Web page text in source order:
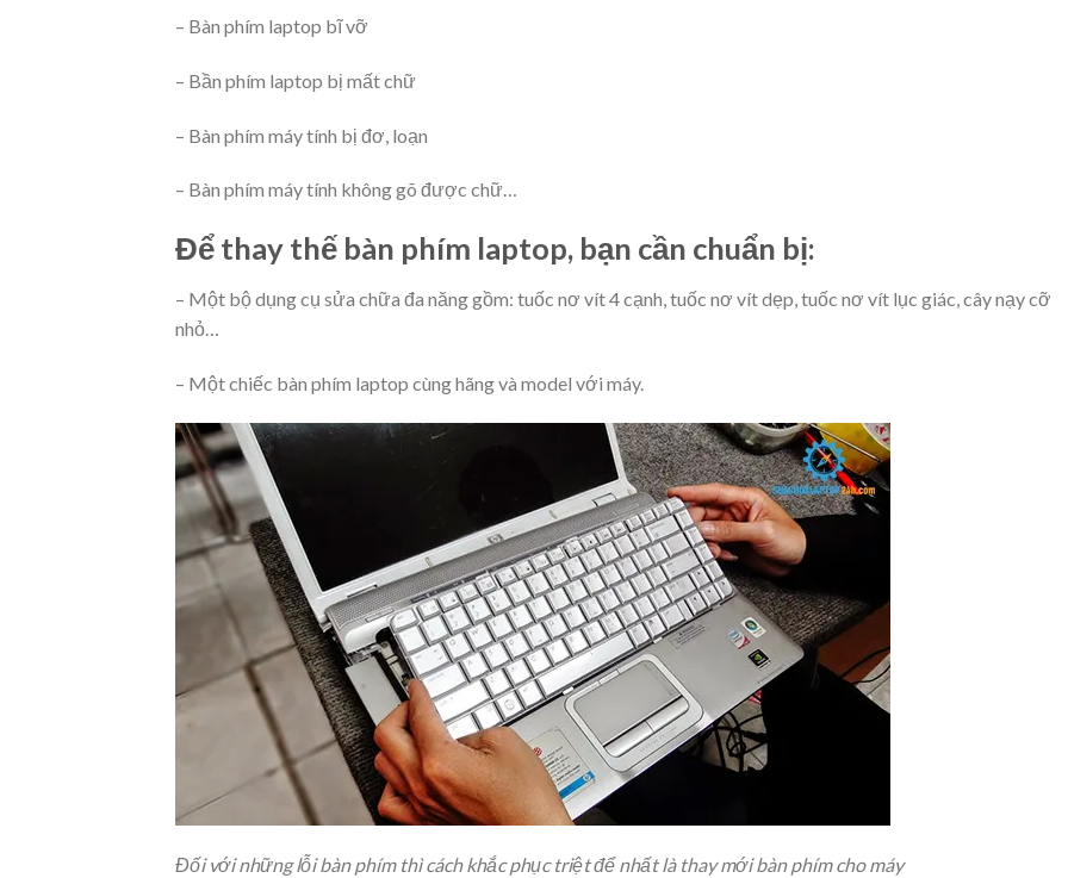
– Bàn phím laptop bĩ vỡ
– Bần phím laptop bị mất chữ
– Bàn phím máy tính bị đơ , loạn
– Bàn phím máy tính không gõ được chữ…
Để thay thế bàn phím laptop, bạn cần chuẩn bị:
– Một bộ dụng cụ sửa chữa đa năng gồm: tuốc nơ vít 4 cạnh, tuốc nơ vít dẹp, tuốc nơ vít lục giác, cây nạy cỡ
nhỏ…
– Một chiếc bàn phím laptop cùng hãng và model với máy.
Đối với những lỗi bàn phím thì cách khắc phục triệt để nhất là thay mới bàn phím cho máy